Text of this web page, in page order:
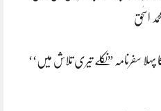
اسحٰق
پہلا سفرنامہ ”نکلے تیری تلاش میں‘‘